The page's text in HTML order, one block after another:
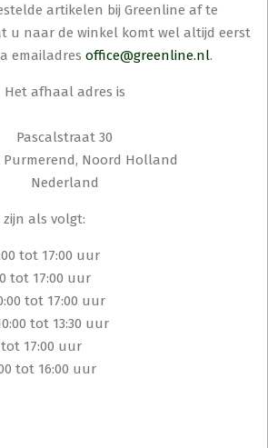
artikelen bij Greenline af te
u naar de winkel komt wel altijd eerst
emailadres office@greenline.nl.
Het afhaal adres is
Pascalstraat 30
Purmerend, Noord Holland
Nederland
als volgt:
tot 17:00 uur
tot 17:00 uur
tot 17:00 uur
tot 13:30 uur
17:00 uur
tot 16:00 uur